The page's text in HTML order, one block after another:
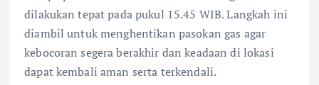
dilakukan tepat pada pukul 15.45 WIB. Langkah ini
diambil untuk menghentikan pasokan gas agar
kebocoran segera berakhir dan keadaan di lokasi
dapat kembali aman serta terkendali.